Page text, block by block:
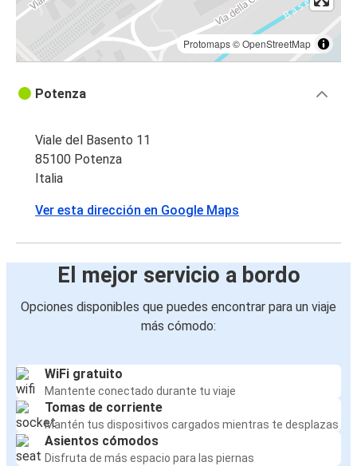
Protomaps©OpenStreetMap
Potenza
Viale del Basento 11
85100 Potenza
Italia
Ver esta dirección en Google Maps
El mejor servicio a bordo
Opciones disponibles que puedes encontrar para un viaje
más cómodo:
WiFi gratuito
Mantente conectado durante tu viaje
Tomas de corriente
Mantén tus dispositivos cargados mientras te desplazas
Asientos cómodos
Disfruta de más espacio para las piernas